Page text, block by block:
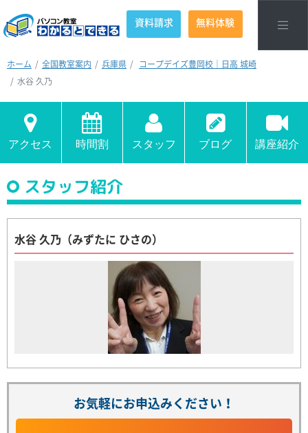
資料請求 無料体験
ホーム 全国教室案内 兵庫県
コープデイズ豊岡校｜日高 城崎
水谷 久乃
アクセス 時間割 スタッフ ブログ 講座紹介
スタッフ紹介
水谷 久乃（みずたに ひさの）
お気軽にお申込みください！